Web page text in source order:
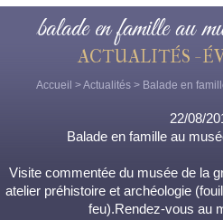
balade en famille au
ACTUALITÉS -
Accueil >Actualités > Balade en
22/08/
Balade en famille au
Visite commentée du musée de la
atelier préhistoire et archéologie
feu).Rendez-vous au